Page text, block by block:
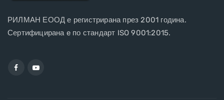
РИЛМАН ЕООД е регистрирана през 2001 година.
Сертифицирана e по стандарт ISO 9001:2015.